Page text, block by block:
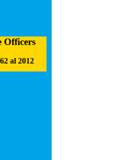
Officers
al 2012